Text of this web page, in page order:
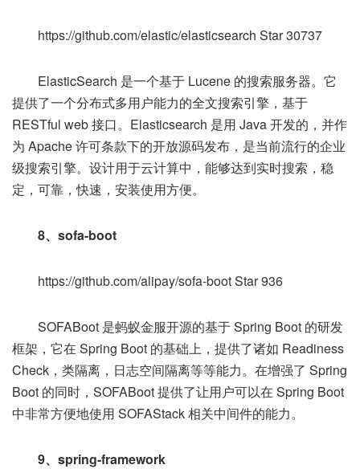
https://github.com/elastic/elasticsearch Star 30737
ElasticSearch 是一个基于 Lucene 的搜索服务器。它
提供了一个分布式多用户能力的全文搜索引擎，基于
RESTful web 接口。Elasticsearch 是用 Java 开发的，并作
为 Apache 许可条款下的开放源码发布，是当前流行的企业
级搜索引擎。设计用于云计算中，能够达到实时搜索，稳
定，可靠，快速，安装使用方便。
8、sofa-boot
https://github.com/alipay/sofa-boot Star 936
SOFABoot 是蚂蚁金服开源的基于 Spring Boot 的研发
框架，它在 Spring Boot 的基础上，提供了诸如 Readiness
Check，类隔离，日志空间隔离等等能力。在增强了 Spring
Boot 的同时，SOFABoot 提供了让用户可以在 Spring Boot
中非常方便地使用 SOFAStack 相关中间件的能力。
9、spring-framework